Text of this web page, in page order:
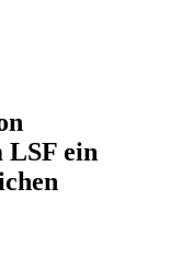
LSF ein